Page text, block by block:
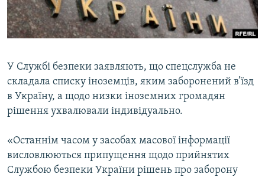
ВІДЕОУРОКИ «ELIFBE»
СВІДЧЕННЯ ОКУПАЦІЇ
ІНФОГРАФІКА
Русский
Qırımtatar
ДОЛУЧАЙСЯ!
У Службі безпеки заявляють, що спецслужба не
складала списку іноземців, яким заборонений в’їзд
в Україну, а щодо низки іноземних громадян
рішення ухвалювали індивідуально.
«Останнім часом у засобах масової інформації
висловлюються припущення щодо прийнятих
Службою безпеки України рішень про заборону